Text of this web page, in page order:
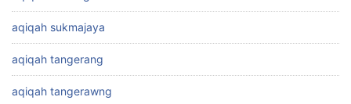
aqiqah sukmajaya
aqiqah tangerang
aqiqah tangerawng